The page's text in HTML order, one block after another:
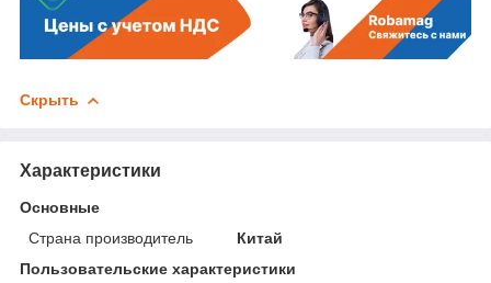
Скрыть
Характеристики
Основные
Страна производитель
Китай
Пользовательские характеристики